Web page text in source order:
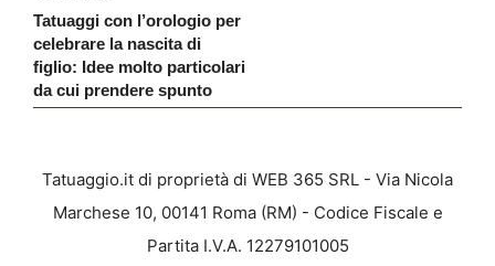
Tatuaggi con l’orologio per
celebrare la nascita di
figlio: Idee molto particolari
da cui prendere spunto
Tatuaggio.it di proprietà di WEB 365 SRL - Via Nicola
Marchese 10, 00141 Roma (RM) - Codice Fiscale e
Partita I.V.A. 12279101005